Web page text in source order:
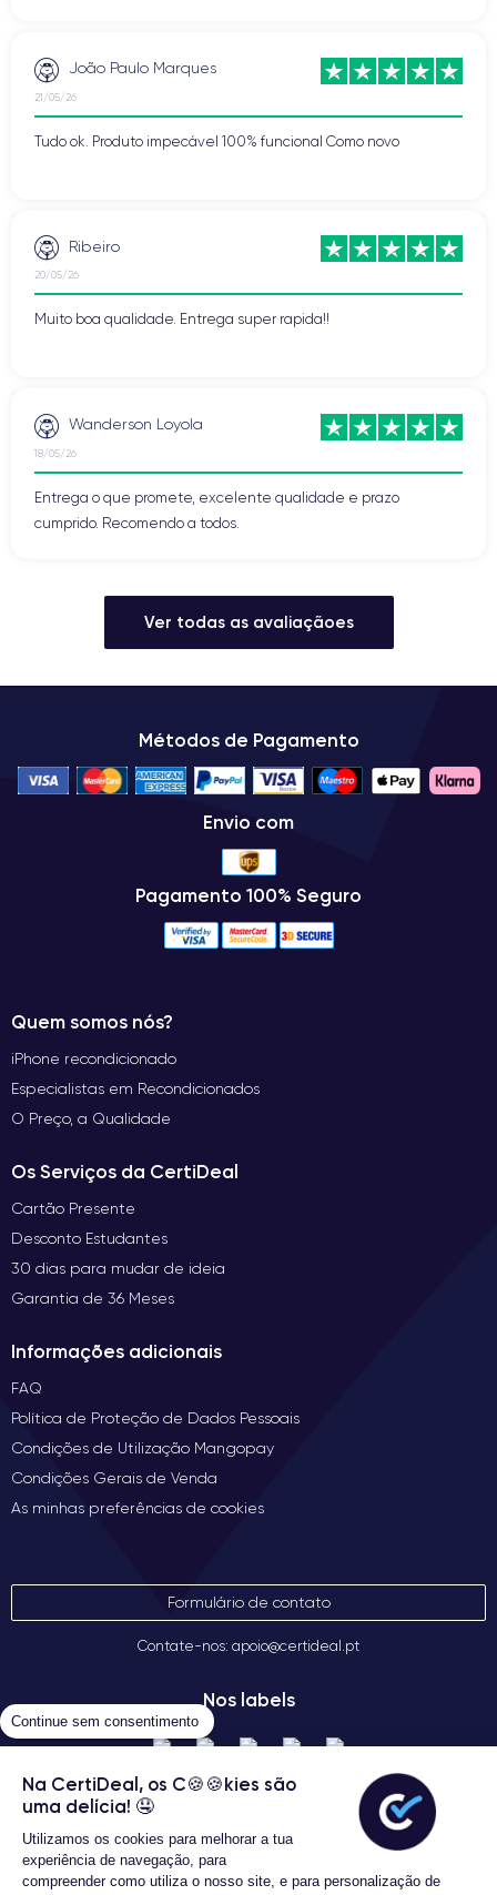
João Paulo Marques
21/05/26
Tudo ok. Produto impecável 100% funcional Como novo
Ribeiro
20/05/26
Muito boa qualidade. Entrega super rapida!!
Wanderson Loyola
18/05/26
Entrega o que promete, excelente qualidade e prazo
cumprido. Recomendo a todos.
Ver todas as avaliaçãoes
Métodos de Pagamento
Envio com
Pagamento 100% Seguro
Quem somos nós?
iPhone recondicionado
Especialistas em Recondicionados
O Preço, a Qualidade
Os Serviços da CertiDeal
Cartão Presente
Desconto Estudantes
30 dias para mudar de ideia
Garantia de 36 Meses
Informações adicionais
FAQ
Política de Proteção de Dados Pessoais
Condições de Utilização Mangopay
Condições Gerais de Venda
As minhas preferências de cookies
Formulário de contato
Contate-nos: apoio@certideal.pt
Nos labels
Continue sem consentimento
Na CertiDeal, os C🍪🍪kies são
uma delícia! 🤤
Utilizamos os cookies para melhorar a tua
experiência de navegação, para
compreender como utiliza o nosso site, e para personalização de